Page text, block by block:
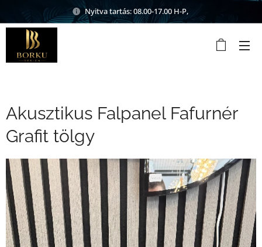
Nyitva tartás: 08.00-17.00 H-P,
Akusztikus Falpanel Fafurnér
Grafit tölgy